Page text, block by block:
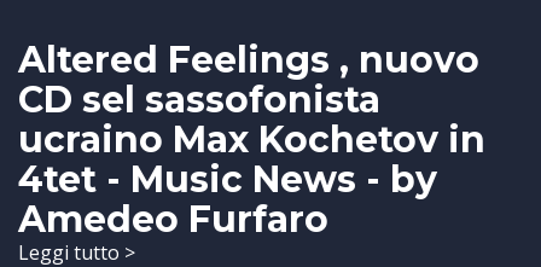
Altered Feelings , nuovo
CD sel sassofonista
ucraino Max Kochetov in
4tet - Music News - by
Amedeo Furfaro
Leggi tutto >